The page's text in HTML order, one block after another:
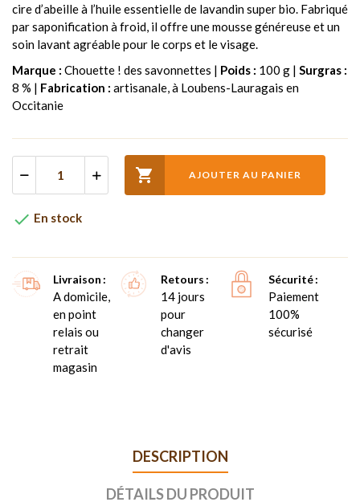
cire d’abeille à l’huile essentielle de lavandin super bio. Fabriqué
par saponification à froid, il offre une mousse généreuse et un
soin lavant agréable pour le corps et le visage.
Marque : Chouette ! des savonnettes | Poids : 100 g | Surgras :
8 % | Fabrication : artisanale, à Loubens-Lauragais en
Occitanie
 AJOUTER AU PANIER
 En stock
Livraison
A domicile,
en point
relais ou
retrait
magasin
Retours
14 jours
pour
changer
d'avis
Sécurité
Paiement
100%
sécurisé
DESCRIPTION
DÉTAILS DU PRODUIT